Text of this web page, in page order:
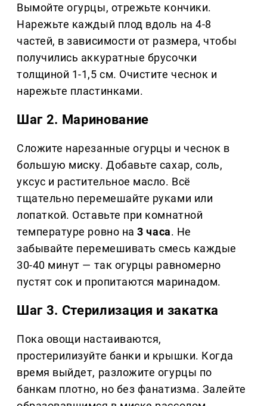
Вымойте огурцы, отрежьте кончики.
Нарежьте каждый плод вдоль на 4-8
частей, в зависимости от размера, чтобы
получились аккуратные брусочки
толщиной 1-1,5 см. Очистите чеснок и
нарежьте пластинками.
Шаг 2. Маринование
Сложите нарезанные огурцы и чеснок в
большую миску. Добавьте сахар, соль,
уксус и растительное масло. Всё
тщательно перемешайте руками или
лопаткой. Оставьте при комнатной
температуре ровно на3 часа. Не
забывайте перемешивать смесь каждые
30-40 минут — так огурцы равномерно
пустят сок и пропитаются маринадом.
Шаг 3. Стерилизация и закатка
Пока овощи настаиваются,
простерилизуйте банки и крышки. Когда
время выйдет, разложите огурцы по
банкам плотно, но без фанатизма. Залейте